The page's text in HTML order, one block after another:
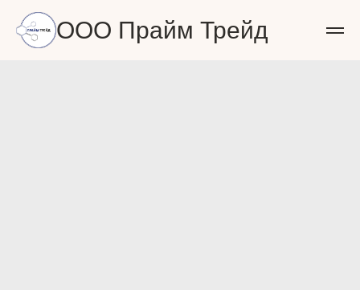
ООО Прайм Трейд